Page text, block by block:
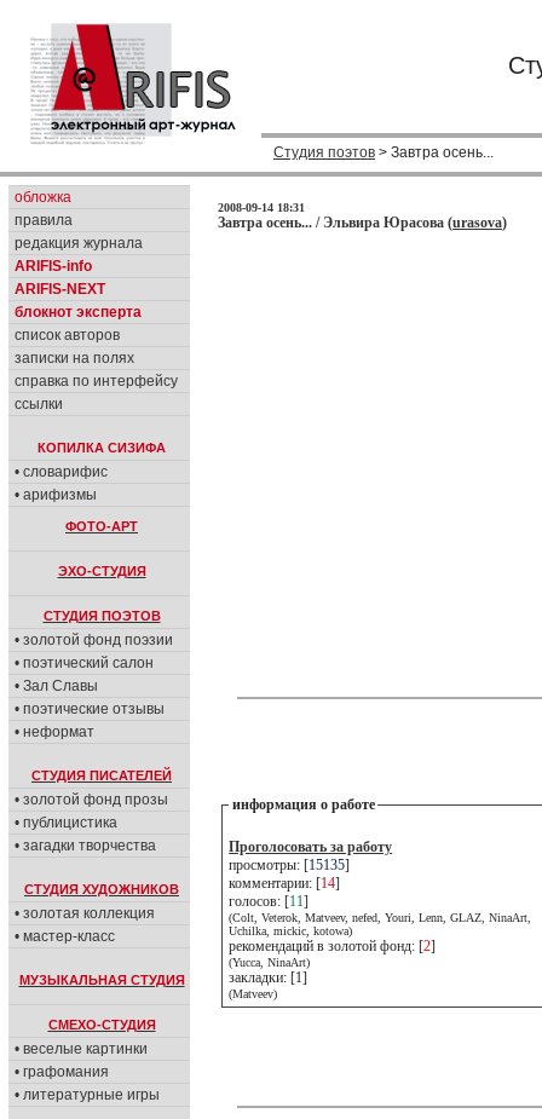
Студия поэтов > Завтра осень...
обложка
правила
редакция журнала
ARIFIS-info
ARIFIS-NEXT
блокнот эксперта
список авторов
записки на полях
справка по интерфейсу
ссылки
КОПИЛКА СИЗИФА
• словарифис
• арифизмы
ФОТО-АРТ
ЭХО-СТУДИЯ
СТУДИЯ ПОЭТОВ
• золотой фонд поэзии
• поэтический салон
• Зал Славы
• поэтические отзывы
• неформат
СТУДИЯ ПИСАТЕЛЕЙ
• золотой фонд прозы
• публицистика
• загадки творчества
СТУДИЯ ХУДОЖНИКОВ
• золотая коллекция
• мастер-класс
МУЗЫКАЛЬНАЯ СТУДИЯ
СМЕХО-СТУДИЯ
• веселые картинки
• графомания
• литературные игры
2008-09-14 18:31
Завтра осень... / Эльвира Юрасова (urasova)
информация о работе
Проголосовать за работу
просмотры: [15135]
комментарии: [14]
голосов: [11]
(Colt, Veterok, Matveev, nefed, Youri, Lenn, GLAZ, NinaArt,
Uchilka, mickic, kotowa)
рекомендаций в золотой фонд: [2]
(Yucca, NinaArt)
закладки: [1]
(Matveev)